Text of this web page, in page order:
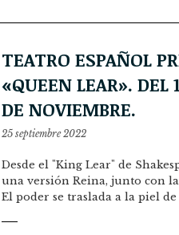
TEATRO ESPAÑOL
«QUEEN LEAR». DEL
DE NOVIEMBRE.
25 septiembre 2022
Desde el "King Lear" de
una versión Reina, junto con
El poder se traslada a la piel